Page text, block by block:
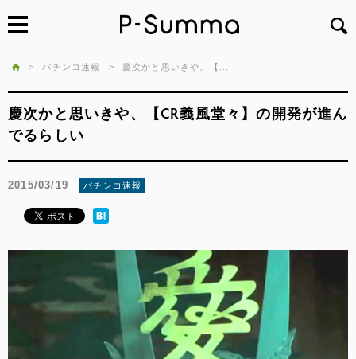
> パチンコ速報 > 慶次かと思いきや、【...
慶次かと思いきや、【CR義風堂々】の開発が進ん
でるらしい
2015/03/19 パチンコ速報